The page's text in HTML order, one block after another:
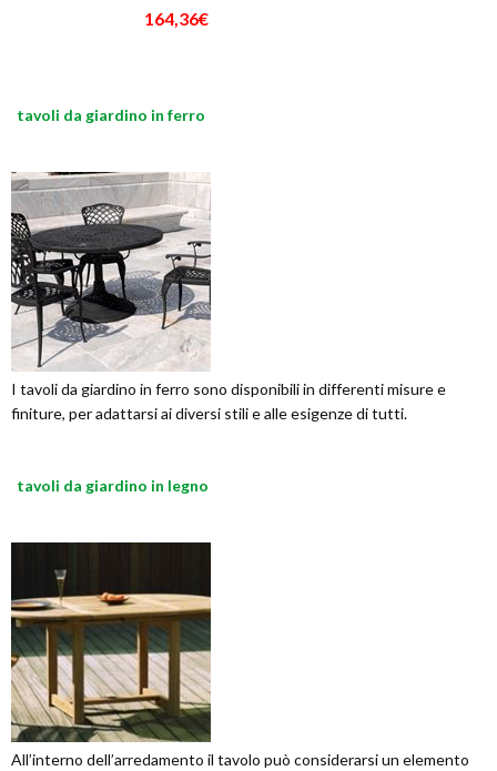
164,36€
tavoli da giardino in ferro
I tavoli da giardino in ferro sono disponibili in differenti misure e
finiture, per adattarsi ai diversi stili e alle esigenze di tutti.
tavoli da giardino in legno
All’interno dell’arredamento il tavolo può considerarsi un elemento